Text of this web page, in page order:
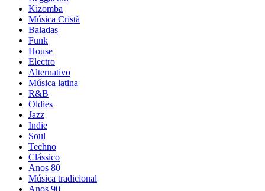
Kizomba
Música Cristã
Baladas
Funk
House
Electro
Alternativo
Música latina
R&B
Oldies
Jazz
Indie
Soul
Techno
Clássico
Anos 80
Música tradicional